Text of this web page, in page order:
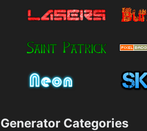
Generator Categories